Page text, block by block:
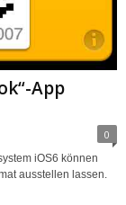
App
0
iOS6 können
ausstellen lassen.